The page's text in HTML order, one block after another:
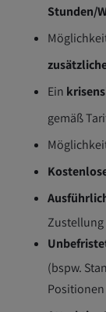
Stunden/
Ein
gemäß
Zustellung
(bspw.
Positionen